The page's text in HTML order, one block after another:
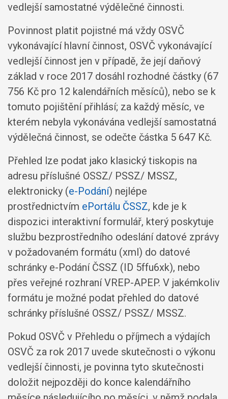
vedlejší samostatné výdělečné činnosti.
Povinnost platit pojistné má vždy OSVČ
vykonávající hlavní činnost, OSVČ vykonávající
vedlejší činnost jen v případě, že její daňový
základ v roce 2017 dosáhl rozhodné částky (67
756 Kč pro 12 kalendářních měsíců), nebo se k
tomuto pojištění přihlásí; za každý měsíc, ve
kterém nebyla vykonávána vedlejší samostatná
výdělečná činnost, se odečte částka 5 647 Kč.
Přehled lze podat jako klasický tiskopis na
adresu příslušné OSSZ/ PSSZ/ MSSZ,
elektronicky (e-Podání) nejlépe
prostřednictvím ePortálu ČSSZ, kde je k
dispozici interaktivní formulář, který poskytuje
službu bezprostředního odeslání datové zprávy
v požadovaném formátu (xml) do datové
schránky e-Podání ČSSZ (ID 5ffu6xk), nebo
přes veřejné rozhraní VREP-APEP. V jakémkoliv
formátu je možné podat přehled do datové
schránky příslušné OSSZ/ PSSZ/ MSSZ.
Pokud OSVČ v Přehledu o příjmech a výdajích
OSVČ za rok 2017 uvede skutečnosti o výkonu
vedlejší činnosti, je povinna tyto skutečnosti
doložit nejpozději do konce kalendářního